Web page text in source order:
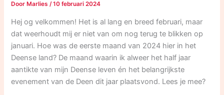
Door Marlies/10 februari 2024
Hej og velkommen! Het is al lang en breed februari, maar
dat weerhoudt mij er niet van om nog terug te blikken op
januari. Hoe was de eerste maand van 2024 hier in het
Deense land? De maand waarin ik alweer het half jaar
aantikte van mijn Deense leven én het belangrijkste
evenement van de Deen dit jaar plaatsvond. Lees je mee?